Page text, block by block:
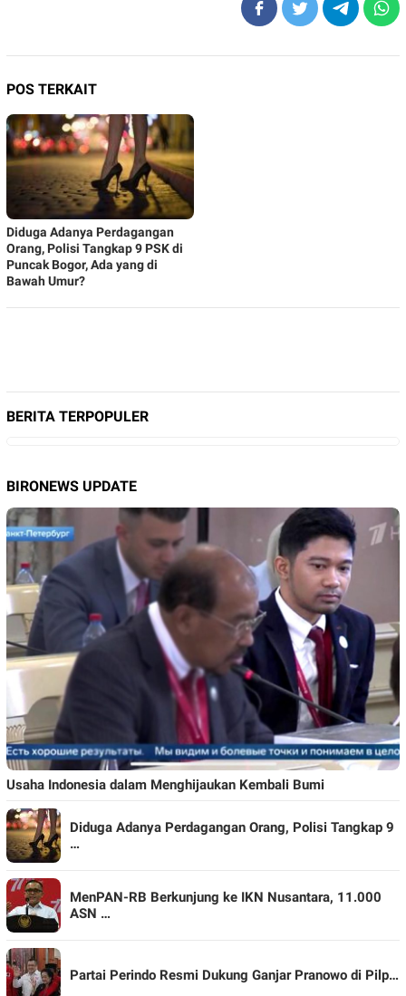
POS TERKAIT
Diduga Adanya Perdagangan
Orang, Polisi Tangkap 9 PSK di
Puncak Bogor, Ada yang di
Bawah Umur?
BERITA TERPOPULER
BIRONEWS UPDATE
Usaha Indonesia dalam Menghijaukan Kembali Bumi
Diduga Adanya Perdagangan Orang, Polisi Tangkap 9
…
MenPAN-RB Berkunjung ke IKN Nusantara, 11.000
ASN …
Partai Perindo Resmi Dukung Ganjar Pranowo di Pilp…